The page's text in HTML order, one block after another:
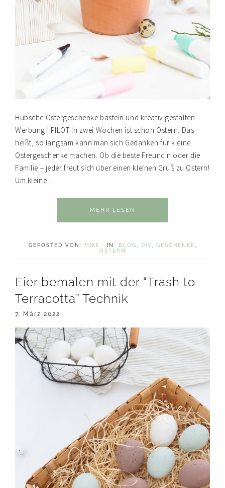
Hübsche Ostergeschenke basteln und kreativ gestalten
Werbung | PILOT In zwei Wochen ist schon Ostern: Das
heißt, so langsam kann man sich Gedanken für kleine
Ostergeschenke machen. Ob die beste Freundin oder die
Familie – jeder freut sich über einen kleinen Gruß zu Ostern!
Um kleine ...
MEHR LESEN
GEPOSTED VON: MIKE · IN: BLOG DIY GESCHENKE
OSTERN
Eier bemalen mit der “Trash to
Terracotta” Technik
7. März 2022